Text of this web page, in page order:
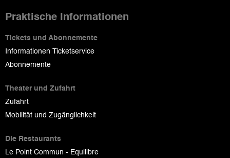
Praktische Informationen
Tickets und Abonnemente
Informationen Ticketservice
Abonnemente
Theater und Zufahrt
Zufahrt
Mobilität und Zugänglichkeit
Die Restaurants
Le Point Commun - Equilibre